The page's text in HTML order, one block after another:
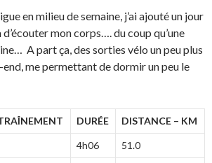
en milieu de semaine, j’ai ajouté un jour
mon corps…. du coup qu’une
A part ça, des sorties vélo un peu plus
me permettant de dormir un peu le
DURÉE DISTANCE – KM
4h06 51.0